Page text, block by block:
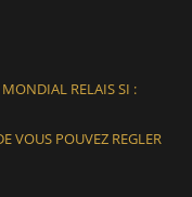
RELAIS SI :
VOUS POUVEZ REGLER